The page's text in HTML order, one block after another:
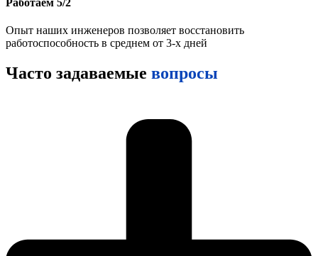
Работаем 5/2
Опыт наших инженеров позволяет восстановить
работоспособность в среднем от 3-х дней
Часто задаваемые вопросы